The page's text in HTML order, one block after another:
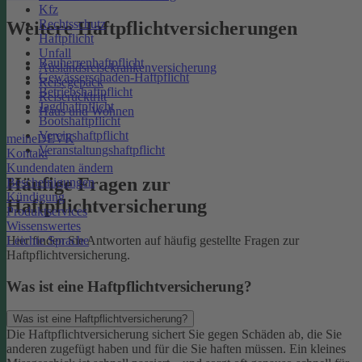
Kfz
Rechtsschutz
Haftpflicht
Unfall
Auslandsreisekrankenversicherung
Reisegepäck
Reiserücktritt
Haus und Wohnen
meineDEVK
Kontakt
Kundendaten ändern
Bescheinigungen
Kündigung
Produktservices
Wissenswertes
Leichte Sprache
Weitere Haftpflichtversicherungen
Bauherrenhaftpflicht
Gewässerschaden-Haftpflicht
Betriebshaftpflicht
Jagdhaftpflicht
Bootshaftpflicht
Vereinshaftpflicht
Veranstaltungshaftpflicht
Häufige Fragen zur
Haftpflichtversicherung
Hier finden Sie Antworten auf häufig gestellte Fragen zur
Haftpflichtversicherung.
Was ist eine Haftpflichtversicherung?
Was ist eine Haftpflichtversicherung?
Die Haftpflichtversicherung sichert Sie gegen Schäden ab, die Sie
anderen zugefügt haben und für die Sie haften müssen. Ein kleines